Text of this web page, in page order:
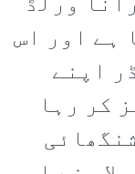
ہے اور اس
اپنے
کر رہا